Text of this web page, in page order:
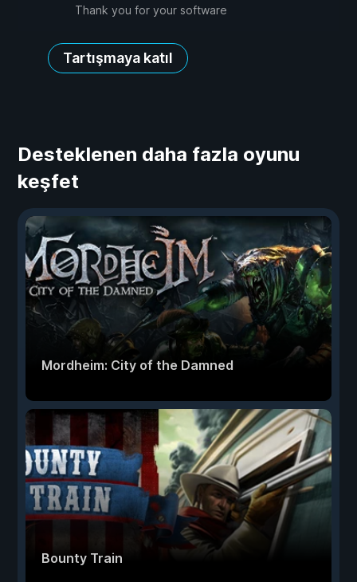
Thank you for your software
Tartışmaya katıl
Desteklenen daha fazla oyunu
keşfet
Mordheim: City of the Damned
Bounty Train